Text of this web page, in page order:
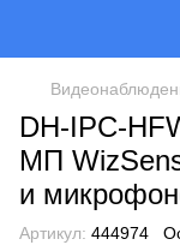
DH-IPC-
МП
и
Артикул: 444974